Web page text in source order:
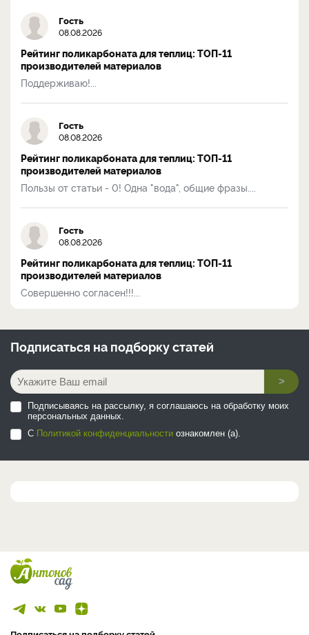
Гость
08.08.2026
Рейтинг поликарбоната для теплиц: ТОП-11
производителей материалов
Поддерживаю!...
Гость
08.08.2026
Рейтинг поликарбоната для теплиц: ТОП-11
производителей материалов
Пользы от статьи - 0! Одна "вода", общие фразы....
Гость
08.08.2026
Рейтинг поликарбоната для теплиц: ТОП-11
производителей материалов
Совершенно согласен!!!...
Подписаться на подборку статей
>
Подписываясь на рассылку, я соглашаюсь на обработку моих
персональных данных.
С Политикой конфиденциальности ознакомлен (а).